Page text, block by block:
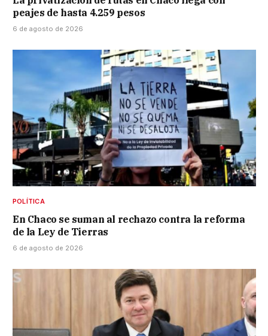
peajes de hasta 4.259 pesos
6 de agosto de 2026
POLÍTICA
En Chaco se suman al rechazo contra la reforma
de la Ley de Tierras
6 de agosto de 2026